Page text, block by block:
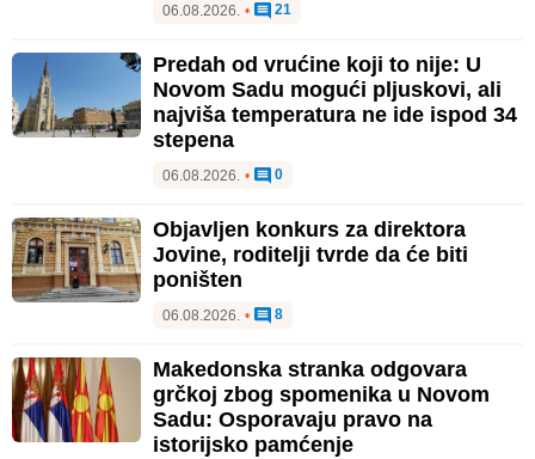
06.08.2026. • 21
Predah od vrućine koji to nije: U
Novom Sadu mogući pljuskovi, ali
najviša temperatura ne ide ispod 34
stepena
06.08.2026. • 0
Objavljen konkurs za direktora
Jovine, roditelji tvrde da će biti
poništen
06.08.2026. • 8
Makedonska stranka odgovara
grčkoj zbog spomenika u Novom
Sadu: Osporavaju pravo na
istorijsko pamćenje